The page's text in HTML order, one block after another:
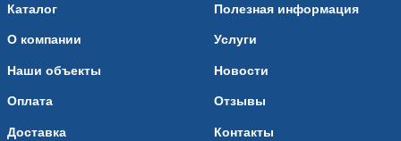
Каталог
О компании
Наши объекты
Оплата
Доставка
Полезная информация
Услуги
Новости
Отзывы
Контакты